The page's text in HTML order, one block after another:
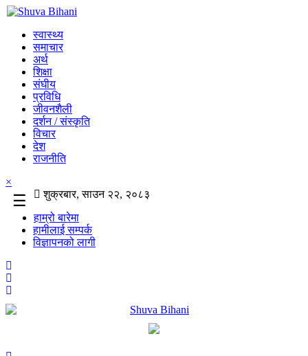
स्वास्थ्य
समाचार
अर्थ
शिक्षा
संघीय
प्रविधि
जीवनशैली
दर्शन / संस्कृति
विचार
देश
राजनीति
×
☰
शुक्रबार, साउन २२, २०८३
हाम्रो बारेमा
हामीलाई सम्पर्क
विज्ञापनको लागी